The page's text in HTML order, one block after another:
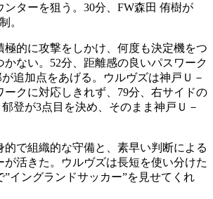
ンターを狙う。30分、FW森田 侑樹が
。
極的に攻撃をしかけ、何度も決定機をつ
かない。52分、距離感の良いパスワーク
追加点をあげる。ウルヴズは神戸Ｕ－
ークに対応しきれず、79分、右サイドの
登が3点目を決め、そのまま神戸Ｕ－
的で組織的な守備と、素早い判断による
が活きた。ウルヴズは長短を使い分けた
”イングランドサッカー”を見せてくれ